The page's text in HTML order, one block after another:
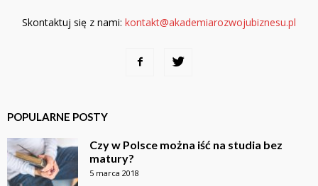
Skontaktuj się z nami: kontakt@akademiarozwojubiznesu.pl
POPULARNE POSTY
Czy w Polsce można iść na studia bez
matury?
5 marca 2018